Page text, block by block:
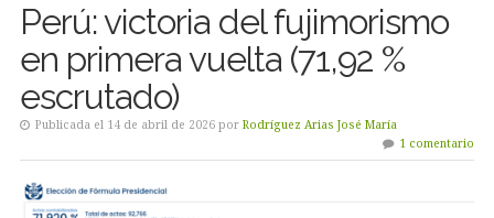
Perú: victoria del fujimorismo
en primera vuelta (71,92 %
escrutado)
Publicada el 14 de abril de 2026 por Rodríguez Arias José María
1 comentario